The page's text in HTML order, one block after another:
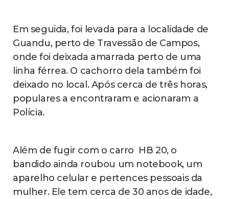
Em seguida, foi levada para a localidade de
Guandu, perto de Travessão de Campos,
onde foi deixada amarrada perto de uma
linha férrea. O cachorro dela também foi
deixado no local. Após cerca de três horas,
populares a encontraram e acionaram a
Polícia.
Além de fugir com o carro HB 20, o
bandido ainda roubou um notebook, um
aparelho celular e pertences pessoais da
mulher. Ele tem cerca de 30 anos de idade,